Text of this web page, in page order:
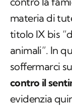
materia di
titolo IX bis
animali”. In
soffermarci
contro il
evidenzia